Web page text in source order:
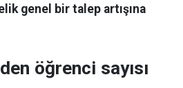
genel bir talep artışına
öğrenci sayısı